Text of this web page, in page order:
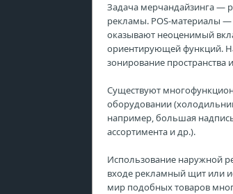
Задача мерчандайзинга —
рекламы. POS-материалы
оказывают неоценимый
ориентирующей функций.
зонирование пространства
Существуют
оборудовании
например, большая
ассортимента и др.).
Использование наружной
входе рекламный щит или
мир подобных товаров